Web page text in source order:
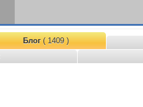
Блог( 1409 )